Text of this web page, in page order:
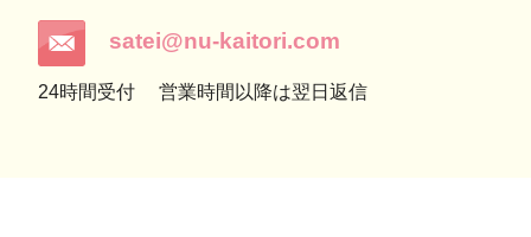
satei@nu-kaitori.com
24時間受付 営業時間以降は翌日返信